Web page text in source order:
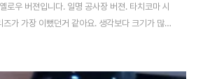
로우 버젼입니다. 일명 공사장 버젼. 타치코마 시
가 가장 이뻤던거 같아요. 생각보다 크기가 많이
는 애니메이션 '공각기동대'에 나오는 녀석입니